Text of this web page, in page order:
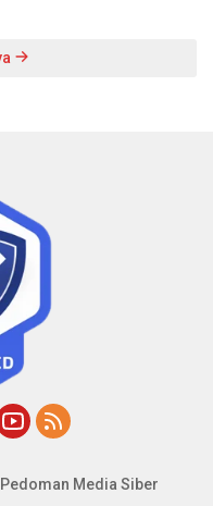
Pedoman Media Siber